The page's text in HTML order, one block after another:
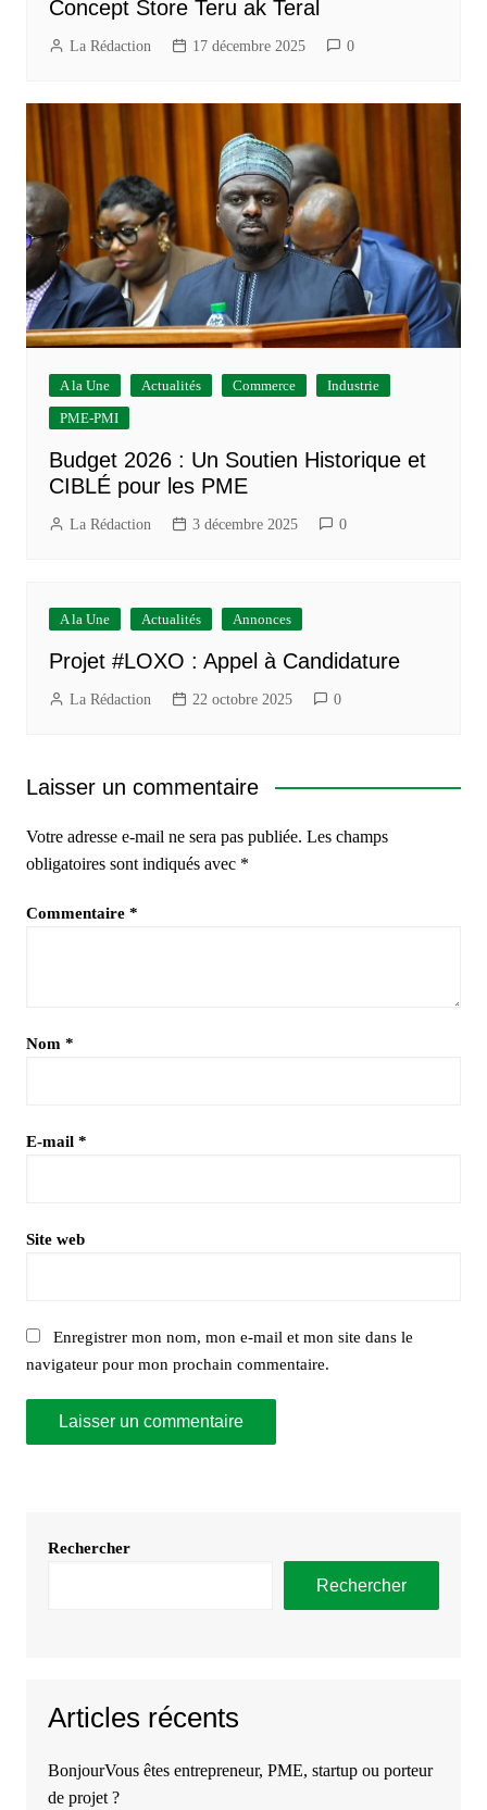
Concept Store Teru ak Teral
La Rédaction 17 décembre 2025 0
A la Une Actualités Commerce
Industrie
PME-PMI
Budget 2026 : Un Soutien Historique et
CIBLÉ pour les PME
La Rédaction 3 décembre 2025 0
A la Une Actualités Annonces
Projet #LOXO : Appel à Candidature
La Rédaction 22 octobre 2025 0
Laisser un commentaire
Votre adresse e-mail ne sera pas publiée. Les champs
obligatoires sont indiqués avec *
Commentaire *
Nom *
E-mail *
Site web
Enregistrer mon nom, mon e-mail et mon site dans le
navigateur pour mon prochain commentaire.
Rechercher
Rechercher
Articles récents
BonjourVous êtes entrepreneur, PME, startup ou porteur
de projet ?